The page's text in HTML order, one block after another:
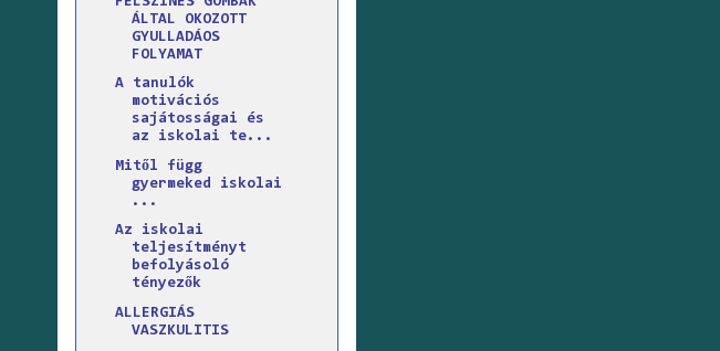
ÁLTAL OKOZOTT
GYULLADÁOS
FOLYAMAT
A tanulók
motivációs
sajátosságai és
az iskolai te...
Mitől függ
gyermeked iskolai
...
Az iskolai
teljesítményt
befolyásoló
tényezők
ALLERGIÁS
VASZKULITIS